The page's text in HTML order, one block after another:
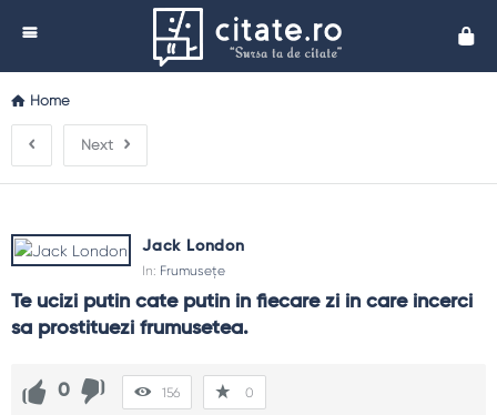
Home
Next
Jack London
In: Frumusețe
Te ucizi putin cate putin in fiecare zi in care incerci
sa prostituezi frumusetea.
0 156 0